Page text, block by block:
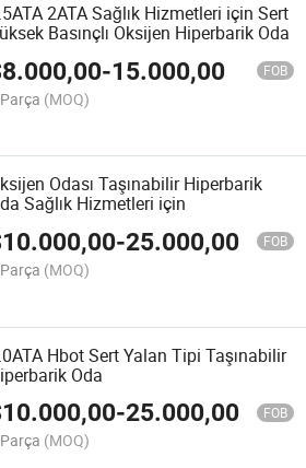
2ATA Sağlık Hizmetleri için Sert
Basınçlı Oksijen Hiperbarik Oda
8.000,00-15.000,00 FOB
(MOQ)
Odası Taşınabilir Hiperbarik
Sağlık Hizmetleri için
10.000,00-25.000,00 FOB
(MOQ)
Hbot Sert Yalan Tipi Taşınabilir
Oda
10.000,00-25.000,00 FOB
(MOQ)